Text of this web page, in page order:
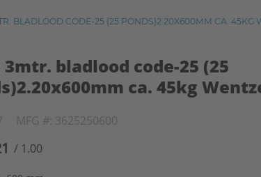
BLADLOOD CODE-25 (25 PONDS)2.20X600MM CA. 45KG
3mtr. bladlood code-25 (25
ca. 45kg
MFG #: 3625250600
/ 1.00